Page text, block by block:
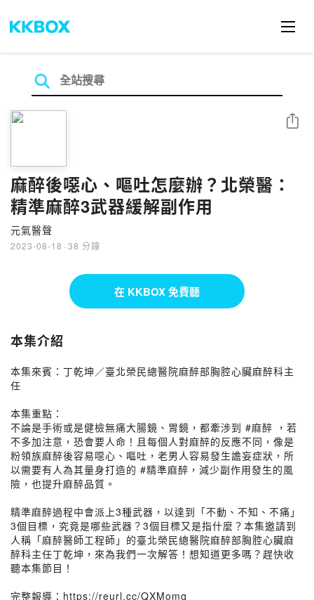
麻醉後噁心、嘔吐怎麼辦？北榮醫：
精準麻醉3武器緩解副作用
元氣醫聲
2023-08-18 · 38 分鐘
分享
在 KKBOX 免費聽
本集介紹
本集來賓：丁乾坤／臺北榮民總醫院麻醉部胸腔心臟麻醉科主
任
本集重點：
不論是手術或是健檢無痛大腸鏡、胃鏡，都牽涉到 #麻醉 ，若
不多加注意，恐會要人命！且每個人對麻醉的反應不同，像是
粉領族麻醉後容易噁心、嘔吐，老男人容易發生譫妄症狀，所
以需要有人為其量身打造的 #精準麻醉，減少副作用發生的風
險，也提升麻醉品質。
精準麻醉過程中會派上3種武器，以達到「不動、不知、不痛」
3個目標，究竟是哪些武器？3個目標又是指什麼？本集邀請到
人稱「麻醉醫師工程師」的臺北榮民總醫院麻醉部胸腔心臟麻
醉科主任丁乾坤，來為我們一次解答！想知道更多嗎？趕快收
聽本集節目！
完整報導： https://reurl.cc/QXMomq